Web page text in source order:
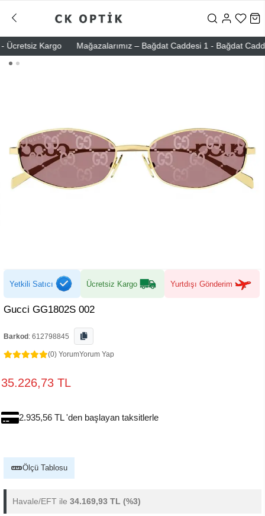
Kargo Mağazalarımız – Bağdat Caddesi 1 - Bağdat
Yetkili Satıcı Ücretsiz Kargo Yurtdışı Gönderim
Gucci GG1802S 002
Barkod : 612798845
(0) YorumYorum Yap
35.226,73 TL
2.935,56 TL 'den başlayan taksitlerle
Ölçü Tablosu
Havale/EFT ile 34.169,93 TL (%3)